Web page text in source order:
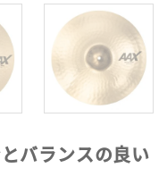
バランスの良い